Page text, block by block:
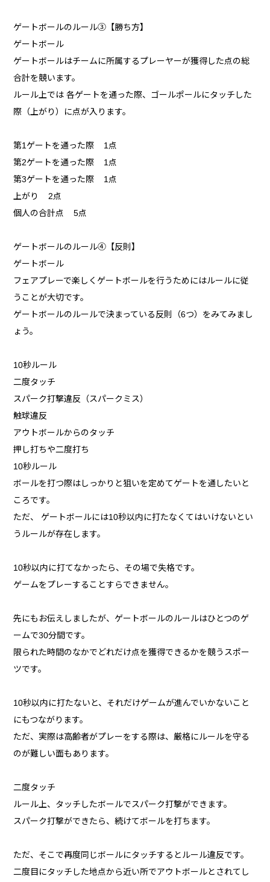
ゲートボールのルール③【勝ち方】
ゲートボール
ゲートボールはチームに所属するプレーヤーが獲得した点の総
合計を競います。
ルール上では 各ゲートを通った際、ゴールポールにタッチした
際（上がり）に点が入ります。
第1ゲートを通った際 1点
第2ゲートを通った際 1点
第3ゲートを通った際 1点
上がり 2点
個人の合計点 5点
ゲートボールのルール➃【反則】
ゲートボール
フェアプレーで楽しくゲートボールを行うためにはルールに従
うことが大切です。
ゲートボールのルールで決まっている反則（6つ）をみてみまし
ょう。
10秒ルール
二度タッチ
スパーク打撃違反（スパークミス）
触球違反
アウトボールからのタッチ
押し打ちや二度打ち
10秒ルール
ボールを打つ際はしっかりと狙いを定めてゲートを通したいと
ころです。
ただ、 ゲートボールには10秒以内に打たなくてはいけないとい
うルールが存在します。
10秒以内に打てなかったら、その場で失格です。
ゲームをプレーすることすらできません。
先にもお伝えしましたが、ゲートボールのルールはひとつのゲ
ームで30分間です。
限られた時間のなかでどれだけ点を獲得できるかを競うスポー
ツです。
10秒以内に打たないと、それだけゲームが進んでいかないこと
にもつながります。
ただ、実際は高齢者がプレーをする際は、厳格にルールを守る
のが難しい面もあります。
二度タッチ
ルール上、タッチしたボールでスパーク打撃ができます。
スパーク打撃ができたら、続けてボールを打ちます。
ただ、そこで再度同じボールにタッチするとルール違反です。
二度目にタッチした地点から近い所でアウトボールとされてし